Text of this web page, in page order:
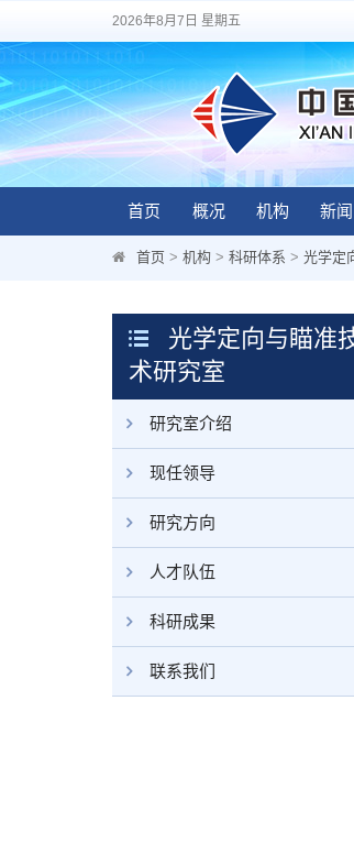
2026年8月7日 星期五
首页 概况 机构 新闻
首页 > 机构 > 科研体系 > 光学定
光学定向与瞄准
术研究室
研究室介绍
现任领导
研究方向
人才队伍
科研成果
联系我们